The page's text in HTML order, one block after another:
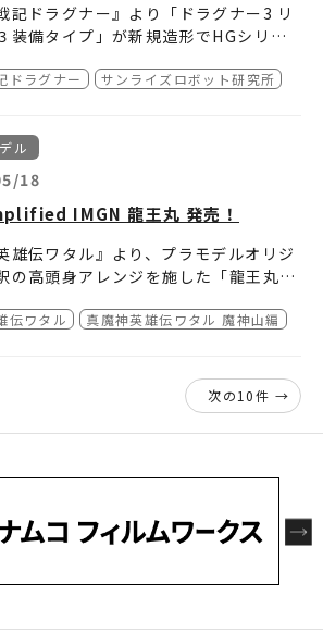
サンライズ
記ドラグナー』より「ドラグナー3 リ
装備タイプ」が新規造形でHGシリー
頭部レドームも回転可能。リフター３
詳細・購入についてはこちらから
bandai.jp/item/item-10002164
ドラグナー サンライズロボット研究所
ル
18
IMGN 龍王丸 発売！
雄伝ワタル』より、プラモデルオリジ
の高頭身アレンジを施した「龍王丸」
らではのアクションや鳳王形態への変
様の有無を選択式で再現可能。
インジェクション成形とゴールドメッ
インの紋様は3Dメタリックシールで
出版物・イベント名：HG Amplified IM
丸
全高約170mm
2024/5/18
伝ワタル 真魔神英雄伝ワタル 魔神山編
次の10件 →